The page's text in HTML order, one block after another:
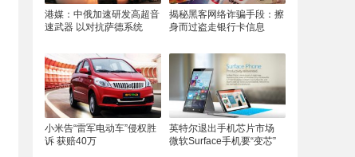
港媒：中俄加速研发高超音
速武器 以对抗萨德系统
揭秘黑客网络诈骗手段：擦
身而过盗走银行卡信息
小米告“雷军电动车”侵权胜
诉 获赔40万
英特尔退出手机芯片市场
微软Surface手机要“变芯”